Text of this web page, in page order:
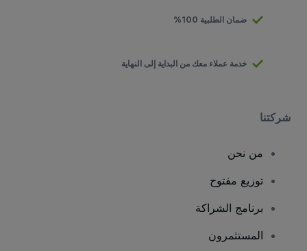
ضمان الطلبية 100%
خدمة عملاء معك من البداية إلى النهاية
شركتنا
من نحن
توزيع مفتوح
برنامج الشراكة
المستثمرون